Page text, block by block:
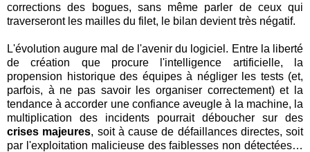
corrections des bogues, sans même parler de ceux qui
traverseront les mailles du filet, le bilan devient très négatif.
L'évolution augure mal de l'avenir du logiciel. Entre la liberté
de création que procure l'intelligence artificielle, la
propension historique des équipes à négliger les tests (et,
parfois, à ne pas savoir les organiser correctement) et la
tendance à accorder une confiance aveugle à la machine, la
multiplication des incidents pourrait déboucher sur des
crises majeures, soit à cause de défaillances directes, soit
par l'exploitation malicieuse des faiblesses non détectées…